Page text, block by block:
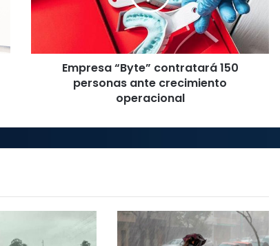
ante
Empresa “Byte” contratará 150
personas ante crecimiento
operacional